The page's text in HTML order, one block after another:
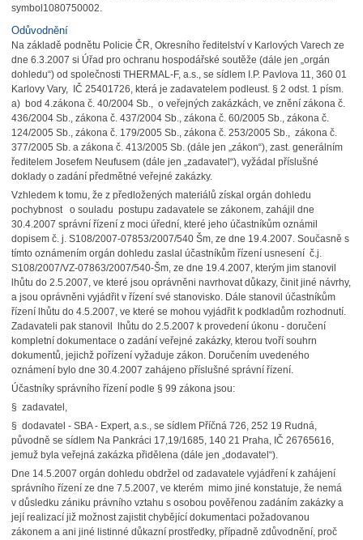
symbol1080750002.
Odůvodnění
Na základě podnětu Policie ČR, Okresního ředitelství v Karlových Varech ze
dne 6.3.2007 si Úřad pro ochranu hospodářské soutěže (dále jen „orgán
dohledu“) od společnosti THERMAL-F, a.s., se sídlem I.P. Pavlova 11, 360 01
Karlovy Vary, IČ 25401726, která je zadavatelem podleust. § 2 odst. 1 písm.
a) bod 4.zákona č. 40/2004 Sb., o veřejných zakázkách, ve znění zákona č.
436/2004 Sb., zákona č. 437/2004 Sb., zákona č. 60/2005 Sb., zákona č.
124/2005 Sb., zákona č. 179/2005 Sb., zákona č. 253/2005 Sb., zákona č.
377/2005 Sb. a zákona č. 413/2005 Sb. (dále jen „zákon“), zast. generálním
ředitelem Josefem Neufusem (dále jen „zadavatel“), vyžádal příslušné
doklady o zadání předmětné veřejné zakázky.
Vzhledem k tomu, že z předložených materiálů získal orgán dohledu
pochybnost o souladu postupu zadavatele se zákonem, zahájil dne
30.4.2007 správní řízení z moci úřední, které jeho účastníkům oznámil
dopisem č. j. S108/2007-07853/2007/540 Šm, ze dne 19.4.2007. Současně s
tímto oznámením orgán dohledu zaslal účastníkům řízení usnesení č.j.
S108/2007/VZ-07863/2007/540-Šm, ze dne 19.4.2007, kterým jim stanovil
lhůtu do 2.5.2007, ve které jsou oprávněni navrhovat důkazy, činit jiné návrhy,
a jsou oprávněni vyjádřit v řízení své stanovisko. Dále stanovil účastníkům
řízení lhůtu do 4.5.2007, ve které se mohou vyjádřit k podkladům rozhodnutí.
Zadavateli pak stanovil lhůtu do 2.5.2007 k provedení úkonu - doručení
kompletní dokumentace o zadání veřejné zakázky, kterou tvoří souhrn
dokumentů, jejichž pořízení vyžaduje zákon. Doručením uvedeného
oznámení bylo dne 30.4.2007 zahájeno příslušné správní řízení.
Účastníky správního řízení podle § 99 zákona jsou:
§ zadavatel,
§ dodavatel - SBA - Expert, a.s., se sídlem Příčná 726, 252 19 Rudná,
původně se sídlem Na Pankráci 17,19/1685, 140 21 Praha, IČ 26765616,
jemuž byla veřejná zakázka přidělena (dále jen „dodavatel“).
Dne 14.5.2007 orgán dohledu obdržel od zadavatele vyjádření k zahájení
správního řízení ze dne 7.5.2007, ve kterém mimo jiné konstatuje, že nemá
v důsledku zániku právního vztahu s osobou pověřenou zadáním zakázky a
její realizací již možnost zajistit chybějící dokumentaci požadovanou
zákonem a ani jiné listinné důkazní prostředky, případně zdůvodnění, proč